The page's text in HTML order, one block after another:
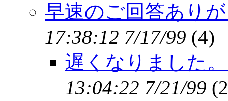
早速のご回答あり
17:38:12 7/17/99 (4)
遅くなりました
13:04:22 7/21/99 (